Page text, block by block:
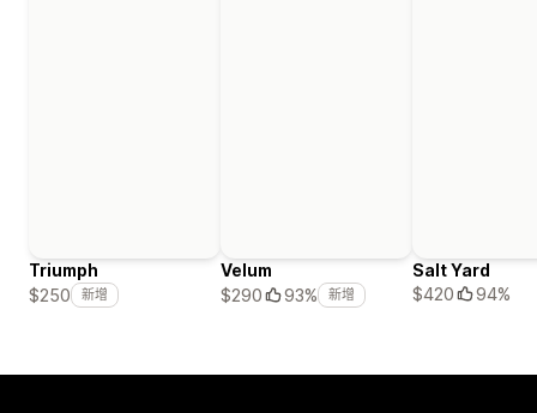
Triumph
$250
新增
Velum
$290
93% 新增
Salt Yard
$420
94%